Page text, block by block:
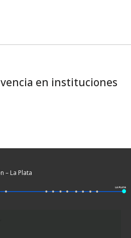
en instituciones
– La Plata